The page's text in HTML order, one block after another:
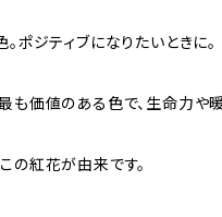
ポジティブになりたいときに。
も価値のある色で、生命力や
の紅花が由来です。